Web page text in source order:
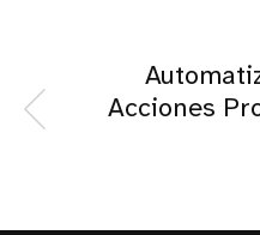
Acciones